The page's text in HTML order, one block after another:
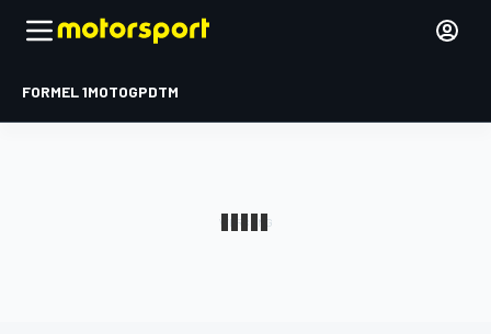
FORMEL 1MOTOGPDTM